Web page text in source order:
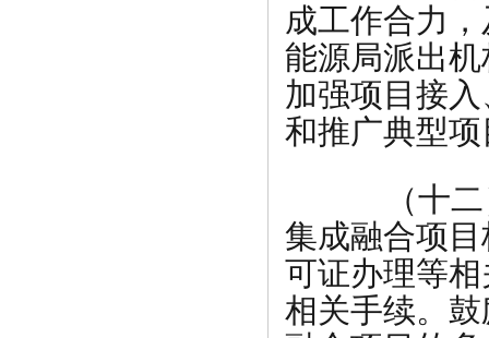
成工作合力
能源局派出
加强项目接
和推广典型
（十二）
集成融合项
可证办理等
相关手续。